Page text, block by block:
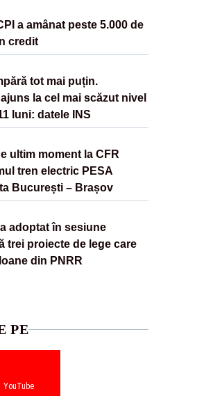
a amânat peste 5.000 de
credit
tot mai puțin.
la cel mai scăzut nivel
luni: datele INS
ultim moment la CFR
tren electric PESA
București – Brașov
adoptat în sesiune
trei proiecte de lege care
din PNRR
PE
YouTube